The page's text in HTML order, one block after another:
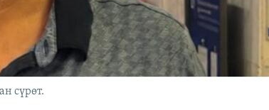
сүрөт.